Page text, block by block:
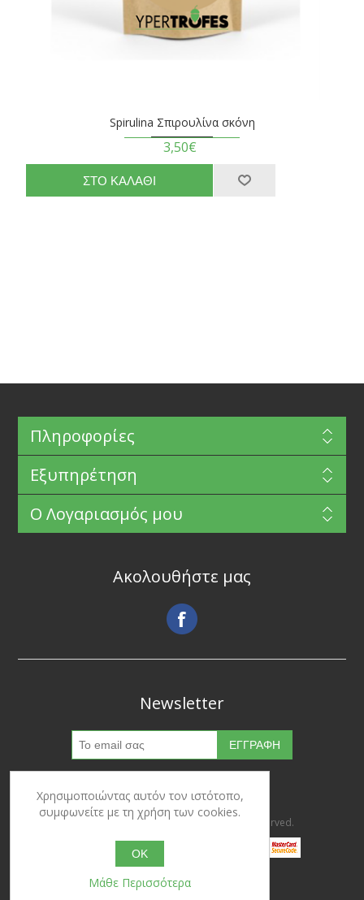
Spirulina Σπιρουλίνα σκόνη
3,50€
Πληροφορίες
Εξυπηρέτηση
Ο Λογαριασμός μου
Ακολουθήστε μας
Newsletter
Copyright © 2026 Ypertrofes. All rights reserved.
Powered bynopCommerce
Χρησιμοποιώντας αυτόν τον ιστότοπο,
συμφωνείτε με τη χρήση των cookies.
OK
Μάθε Περισσότερα